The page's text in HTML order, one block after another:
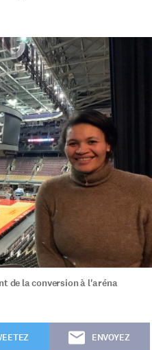
de la conversion à l'aréna
ENVOYEZ